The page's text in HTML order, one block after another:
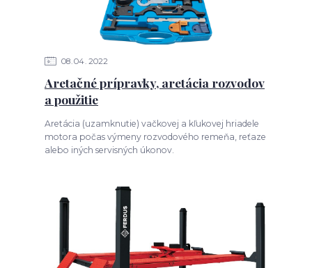
08 04 2022
Aretačné prípravky, aretácia rozvodov
a použitie
Aretácia (uzamknutie) vačkovej a kľukovej hriadele
motora počas výmeny rozvodového remeňa, reťaze
alebo iných servisných úkonov.